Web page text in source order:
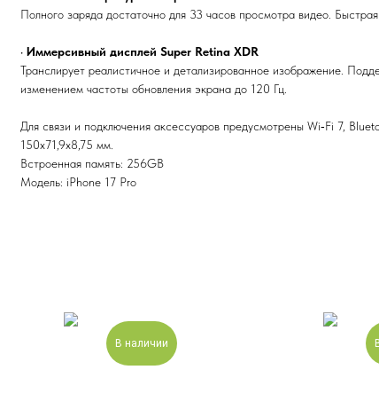
Полного заряда достаточно для 33 часов просмотра видео.
• Иммерсивный дисплей Super Retina XDR
Транслирует реалистичное и детализированное изображение.
изменением частоты обновления экрана до 120 Гц.
Для связи и подключения аксессуаров предусмотрены Wi‑Fi 7,
150х71,9х8,75 мм.
Встроенная память: 256GB
Модель: iPhone 17 Pro
В наличии